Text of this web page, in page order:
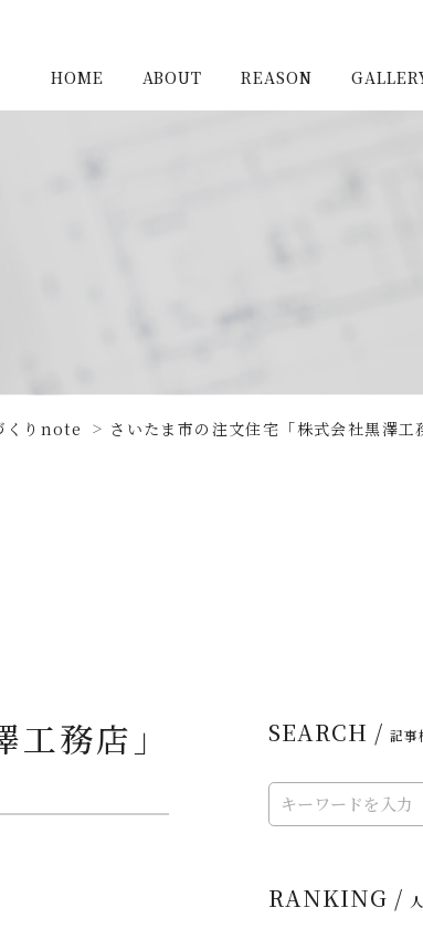
HOME ABOUT REASON
くりnote さいたま市の注文住宅「株式会社黒澤工
務店」
SEARCH / 記事
RANKING /